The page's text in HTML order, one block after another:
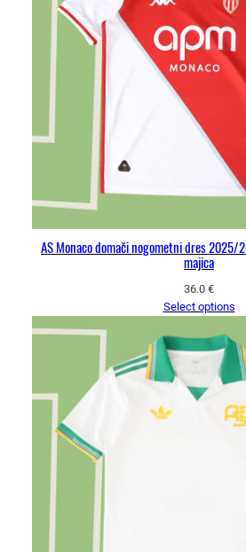
AS Monaco domači nogometni dres 2025/
majica
36.0 €
Select options